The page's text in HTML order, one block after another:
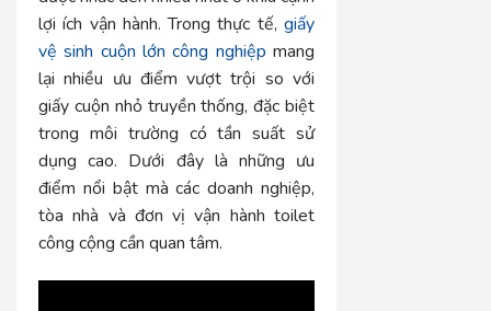
lợi ích vận hành. Trong thực tế,giấy
vệ sinh cuộn lớn công nghiệp mang
lại nhiều ưu điểm vượt trội so với
giấy cuộn nhỏ truyền thống, đặc biệt
trong môi trường có tần suất sử
dụng cao. Dưới đây là những ưu
điểm nổi bật mà các doanh nghiệp,
tòa nhà và đơn vị vận hành toilet
công cộng cần quan tâm.